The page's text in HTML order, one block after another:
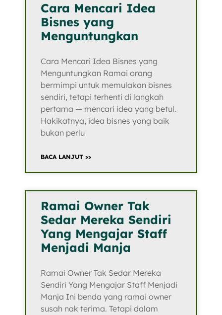
Cara Mencari Idea
Bisnes yang
Menguntungkan
Cara Mencari Idea Bisnes yang
Menguntungkan Ramai orang
bermimpi untuk memulakan bisnes
sendiri, tetapi terhenti di langkah
pertama — mencari idea yang betul.
Hakikatnya, idea bisnes yang baik
bukan perlu
BACA LANJUT >>
Ramai Owner Tak
Sedar Mereka Sendiri
Yang Mengajar Staff
Menjadi Manja
Ramai Owner Tak Sedar Mereka
Sendiri Yang Mengajar Staff Menjadi
Manja Ini benda yang ramai owner
susah nak terima. Tetapi dalam